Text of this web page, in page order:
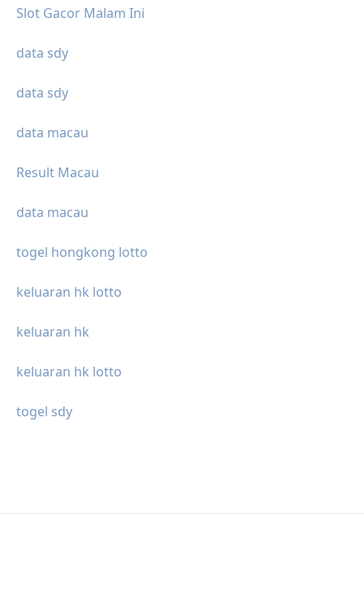
Slot Gacor Malam Ini
data sdy
data sdy
data macau
Result Macau
data macau
togel hongkong lotto
keluaran hk lotto
keluaran hk
keluaran hk lotto
togel sdy